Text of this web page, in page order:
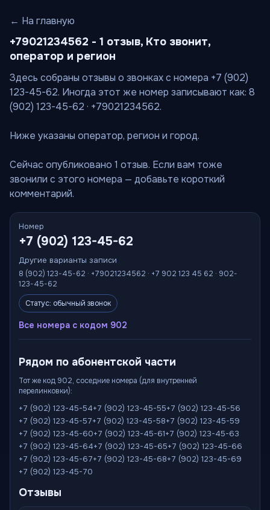
← На главную
+79021234562 - 1 отзыв, Кто звонит,
оператор и регион
Здесь собраны отзывы о звонках с номера +7 (902)
123-45-62. Иногда этот же номер записывают как: 8
(902) 123-45-62 · +79021234562.
Ниже указаны оператор, регион и город.
Сейчас опубликовано 1 отзыв. Если вам тоже
звонили с этого номера — добавьте короткий
комментарий.
Номер
+7 (902) 123-45-62
Другие варианты записи
8 (902) 123-45-62 · +79021234562 · +7 902 123 45 62 · 902-
123-45-62
Статус: обычный звонок
Все номера с кодом 902
Рядом по абонентской части
Тот же код 902, соседние номера (для внутренней
перелинковки):
+7 (902) 123-45-54+7 (902) 123-45-55+7 (902) 123-45-56
+7 (902) 123-45-57+7 (902) 123-45-58+7 (902) 123-45-59
+7 (902) 123-45-60+7 (902) 123-45-61+7 (902) 123-45-63
+7 (902) 123-45-64+7 (902) 123-45-65+7 (902) 123-45-66
+7 (902) 123-45-67+7 (902) 123-45-68+7 (902) 123-45-69
+7 (902) 123-45-70
Отзывы